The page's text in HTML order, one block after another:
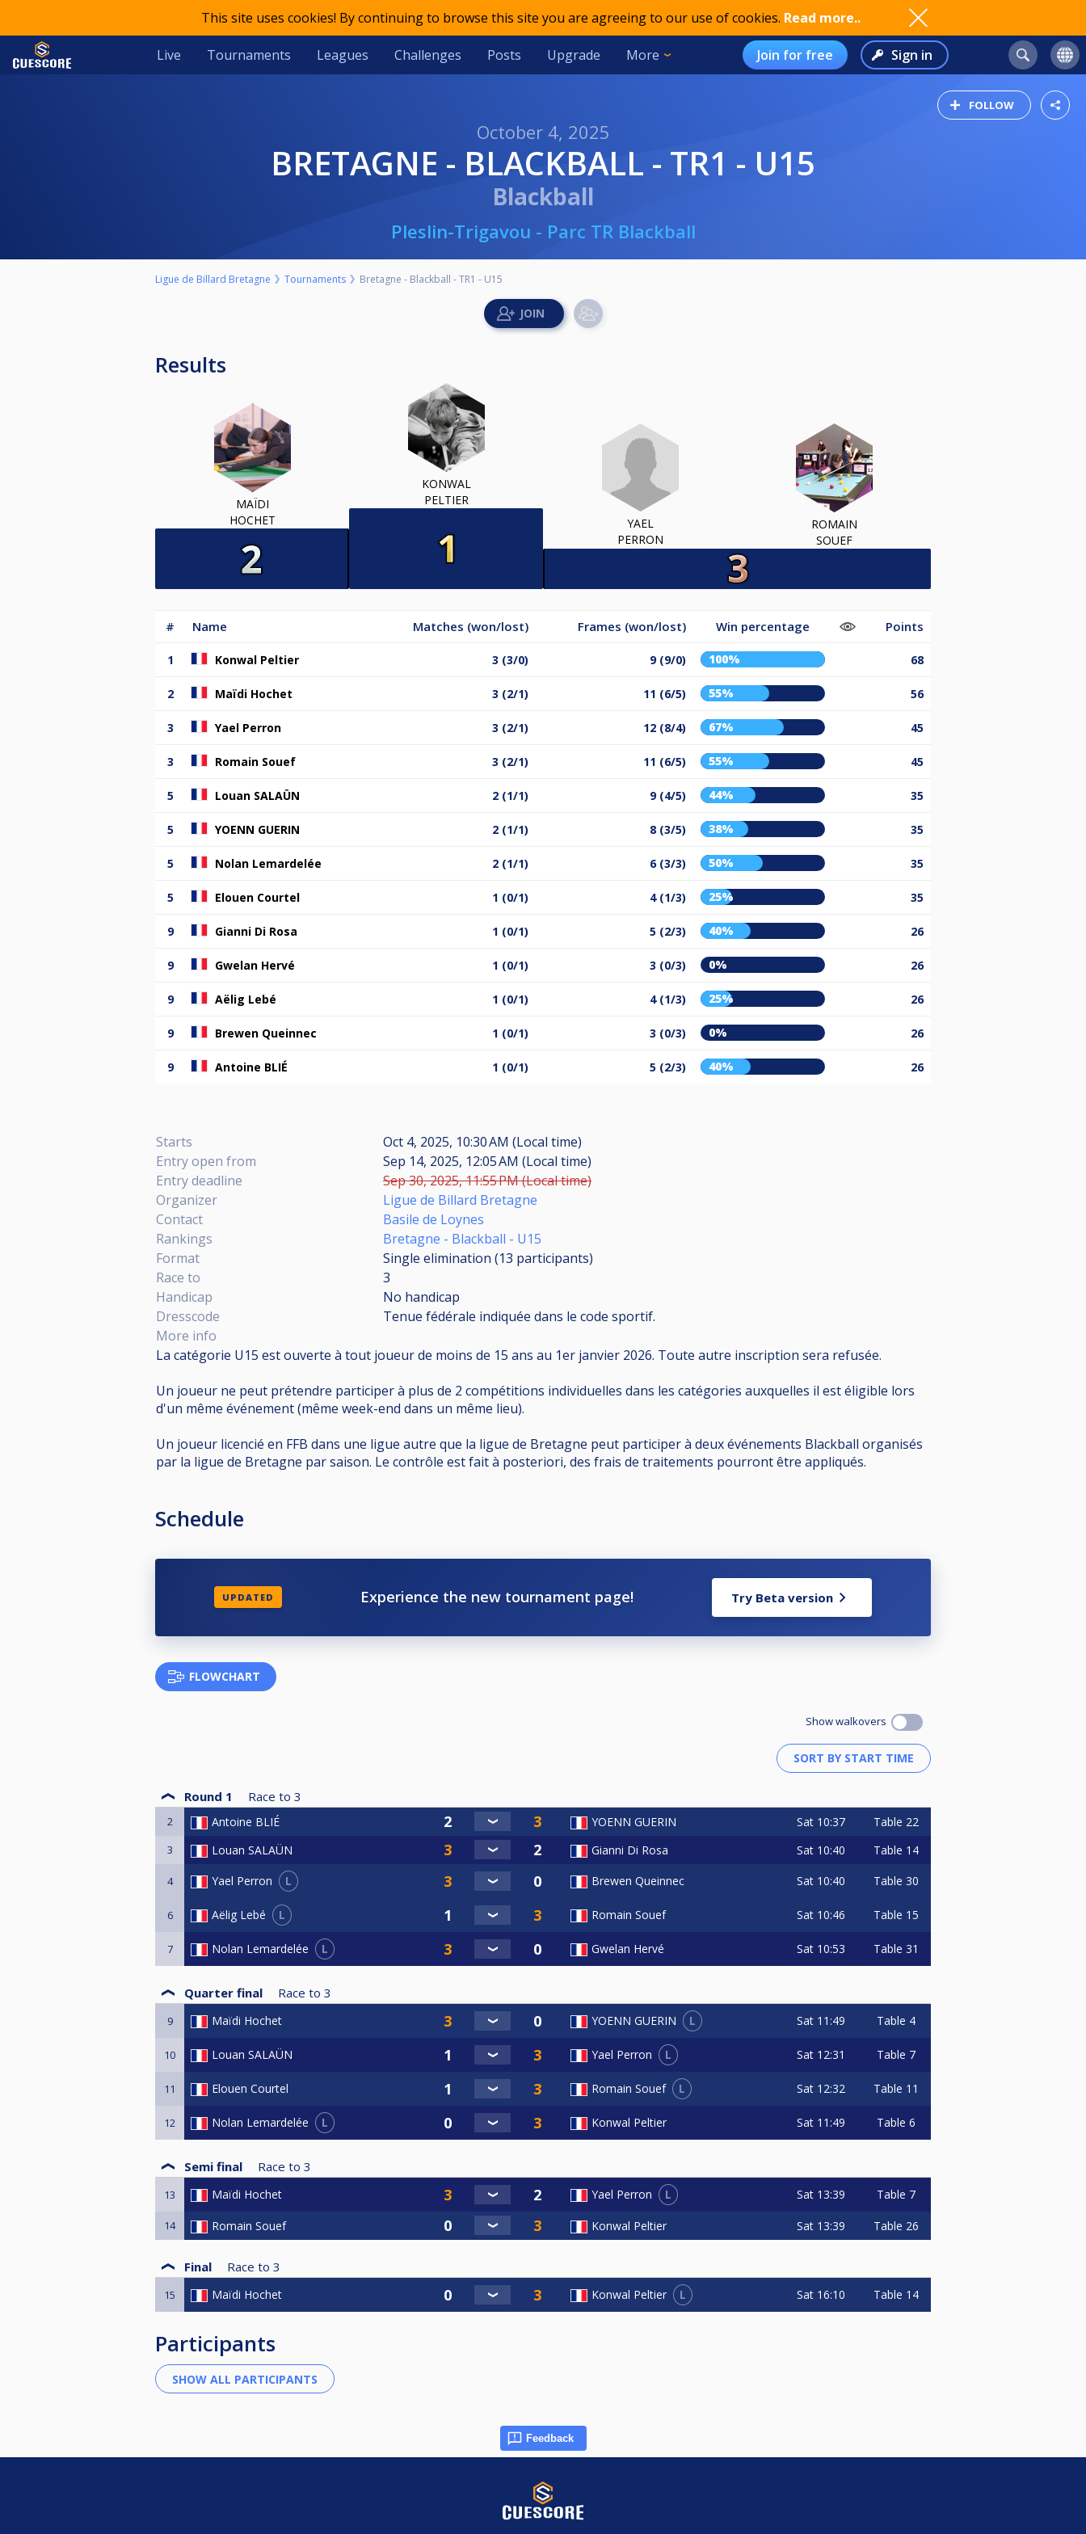
This site uses cookies! By continuing to browse this site you are agreeing to our use of cookies. Read more..
Live Tournaments Leagues Challenges Posts Upgrade More Join for free Sign in
FOLLOW
October 4, 2025
BRETAGNE - BLACKBALL - TR1 - U15
Blackball
Pleslin-Trigavou - Parc TR Blackball
Ligue de Billard Bretagne Tournaments Bretagne - Blackball - TR1 - U15
Results
MAÏDI
HOCHET
KONWAL
PELTIER
YAEL
PERRON
ROMAIN
SOUEF
# Name Matches (won/lost) Frames (won/lost) Win percentage Points
1 Konwal Peltier 3 (3/0) 9 (9/0) 100% 68
2 Maïdi Hochet 3 (2/1) 11 (6/5) 55% 56
3 Yael Perron 3 (2/1) 12 (8/4) 67% 45
3 Romain Souef 3 (2/1) 11 (6/5) 55% 45
5 Louan SALAÜN 2 (1/1) 9 (4/5) 44% 35
5 YOENN GUERIN 2 (1/1) 8 (3/5) 38% 35
5 Nolan Lemardelée 2 (1/1) 6 (3/3) 50% 35
5 Elouen Courtel 1 (0/1) 4 (1/3) 25% 35
9 Gianni Di Rosa 1 (0/1) 5 (2/3) 40% 26
9 Gwelan Hervé 1 (0/1) 3 (0/3) 0% 26
9 Aëlig Lebé 1 (0/1) 4 (1/3) 25% 26
9 Brewen Queinnec 1 (0/1) 3 (0/3) 0% 26
9 Antoine BLIÉ 1 (0/1) 5 (2/3) 40% 26
Starts
Oct 4, 2025, 10:30 AM (Local time)
Entry open from
Sep 14, 2025, 12:05 AM (Local time)
Entry deadline
Sep 30, 2025, 11:55 PM (Local time)
Organizer
Ligue de Billard Bretagne
Contact
Basile de Loynes
Rankings
Bretagne - Blackball - U15
Format
Single elimination (13 participants)
Race to
3
Handicap
No handicap
Dresscode
Tenue fédérale indiquée dans le code sportif.
More info
La catégorie U15 est ouverte à tout joueur de moins de 15 ans au 1er janvier 2026. Toute autre inscription sera refusée.
Un joueur ne peut prétendre participer à plus de 2 compétitions individuelles dans les catégories auxquelles il est éligible lors
d'un même événement (même week-end dans un même lieu).
Un joueur licencié en FFB dans une ligue autre que la ligue de Bretagne peut participer à deux événements Blackball organisés
par la ligue de Bretagne par saison. Le contrôle est fait à posteriori, des frais de traitements pourront être appliqués.
Schedule
UPDATED Experience the new tournament page! Try Beta version
FLOWCHART
Show walkovers
Round 1 Race to 3
2 Antoine BLIÉ YOENN GUERIN Sat 10:37 Table 22
3 Louan SALAÜN Gianni Di Rosa Sat 10:40 Table 14
4 Yael Perron L Brewen Queinnec Sat 10:40 Table 30
6 Aëlig Lebé L Romain Souef Sat 10:46 Table 15
7 Nolan Lemardelée L Gwelan Hervé Sat 10:53 Table 31
Quarter final Race to 3
9 Maïdi Hochet YOENN GUERIN L Sat 11:49 Table 4
10 Louan SALAÜN Yael Perron L Sat 12:31 Table 7
11 Elouen Courtel Romain Souef L Sat 12:32 Table 11
12 Nolan Lemardelée L Konwal Peltier Sat 11:49 Table 6
Semi final Race to 3
13 Maïdi Hochet Yael Perron L Sat 13:39 Table 7
14 Romain Souef Konwal Peltier Sat 13:39 Table 26
Final Race to 3
15 Maïdi Hochet Konwal Peltier L Sat 16:10 Table 14
Participants
Feedback